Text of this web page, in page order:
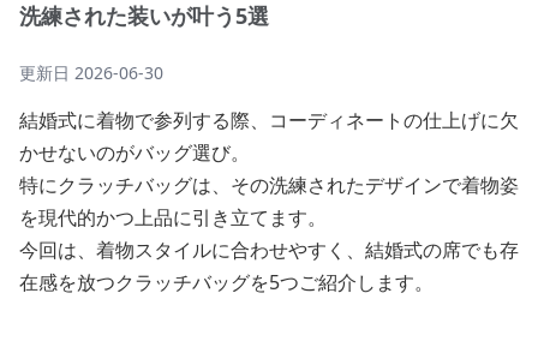
洗練された装いが叶う5選
更新日 2026-06-30
結婚式に着物で参列する際、コーディネートの仕上げに欠
かせないのがバッグ選び。
特にクラッチバッグは、その洗練されたデザインで着物姿
を現代的かつ上品に引き立てます。
今回は、着物スタイルに合わせやすく、結婚式の席でも存
在感を放つクラッチバッグを5つご紹介します。